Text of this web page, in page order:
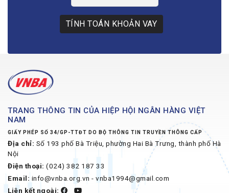
month
TÍNH TOÁN KHOẢN VAY
TRANG THÔNG TIN CỦA HIỆP HỘI NGÂN HÀNG VIỆT
NAM
GIẤY PHÉP SỐ 34/GP-TTĐT DO BỘ THÔNG TIN TRUYỀN THÔNG CẤP
Địa chỉ:
Số 193 phố Bà Triệu, phường Hai Bà Trưng, thành phố Hà
Nội
Điện thoại:
(024) 382 187 33
Email:info@vnba.org.vn - vnba1994@gmail.com